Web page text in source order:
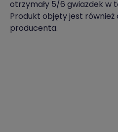
otrzymały 5/6 gwiazdek w
Produkt objęty jest również
producenta.